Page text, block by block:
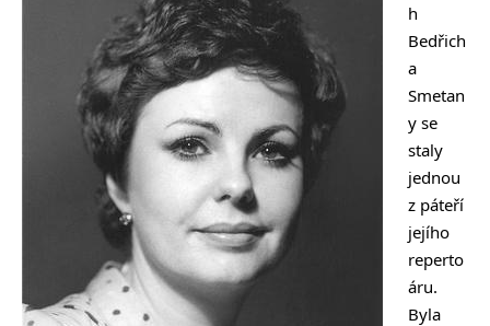
h
Bedřich
a
Smetan
y se
staly
jednou
z páteří
jejího
reperto
áru.
Byla